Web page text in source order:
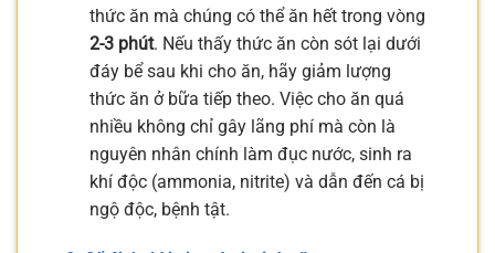
thức ăn mà chúng có thể ăn hết trong vòng
2-3 phút. Nếu thấy thức ăn còn sót lại dưới
đáy bể sau khi cho ăn, hãy giảm lượng
thức ăn ở bữa tiếp theo. Việc cho ăn quá
nhiều không chỉ gây lãng phí mà còn là
nguyên nhân chính làm đục nước, sinh ra
khí độc (ammonia, nitrite) và dẫn đến cá bị
ngộ độc, bệnh tật.